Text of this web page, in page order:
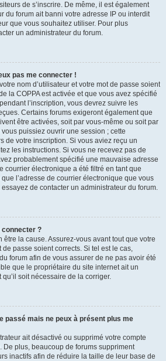
de s’inscrire. De même, il est également
du forum ait banni votre adresse IP ou interdit
que vous souhaitez utiliser. Pour plus
un administrateur du forum.
pas me connecter !
nom d’utilisateur et votre mot de passe soient
la COPPA est activée et que vous avez spécifié
l’inscription, vous devrez suivre les
Certains forums exigeront également que
être activées, soit par vous-même ou soit par
puissiez ouvrir une session ; cette
de votre inscription. Si vous aviez reçu un
les instructions. Si vous ne recevez pas de
probablement spécifié une mauvaise adresse
courrier électronique a été filtré en tant que
l’adresse de courrier électronique que vous
de contacter un administrateur du forum.
connecter ?
être la cause. Assurez-vous avant tout que votre
de passe soient corrects. Si tel est le cas,
forum afin de vous assurer de ne pas avoir été
que le propriétaire du site internet ait un
soit nécessaire de la corriger.
passé mais ne peux à présent plus me
ait désactivé ou supprimé votre compte
plus, beaucoup de forums suppriment
inactifs afin de réduire la taille de leur base de